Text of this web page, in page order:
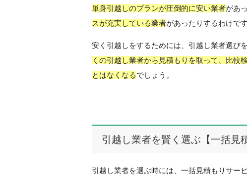
単身引越しのプランが圧倒的に安い業者があ
スが充実している業者があったりするわけです
安く引越しをするためには、引越し業者選び
くの引越し業者から見積もりを取って、比較
とはなくなるでしょう。
引越し業者を賢く選ぶ【一括見
引越し業者を選ぶ時には、一括見積もりサー